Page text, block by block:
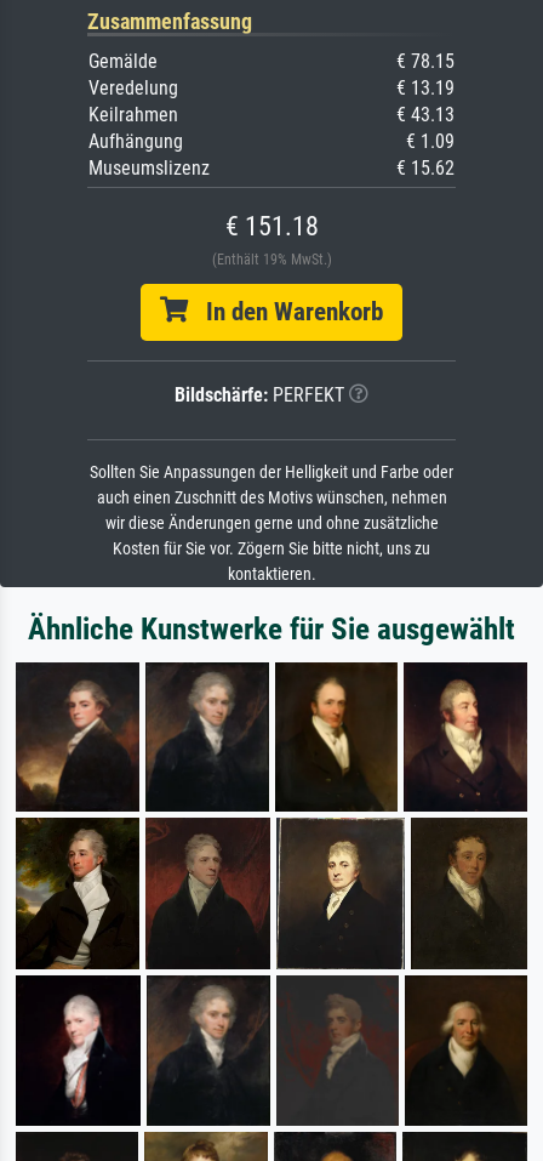
Zusammenfassung
Gemälde
€ 78.15
Veredelung
€ 13.19
Keilrahmen
€ 43.13
Aufhängung
€ 1.09
Museumslizenz
€ 15.62
€ 151.18
(Enthält 19% MwSt.)
In den Warenkorb
Bildschärfe: PERFEKT
Sollten Sie Anpassungen der Helligkeit und Farbe oder
auch einen Zuschnitt des Motivs wünschen, nehmen
wir diese Änderungen gerne und ohne zusätzliche
Kosten für Sie vor. Zögern Sie bitte nicht, uns zu
kontaktieren.
Ähnliche Kunstwerke für Sie ausgewählt